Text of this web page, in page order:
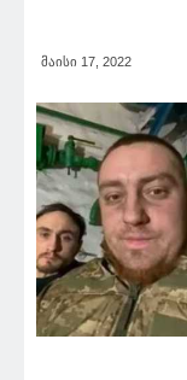
მაისი 17, 2022